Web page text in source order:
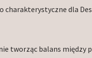
dla
tworząc balans